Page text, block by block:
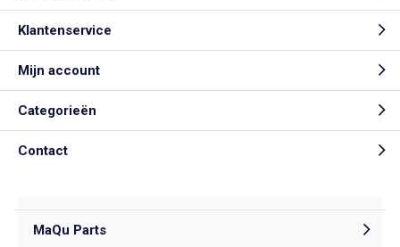
Klantenservice
Mijn account
Categorieën
Contact
MaQu Parts